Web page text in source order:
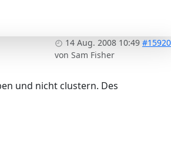
14 Aug. 2008 10:49 #15920
von Sam Fisher
und nicht clustern. Des